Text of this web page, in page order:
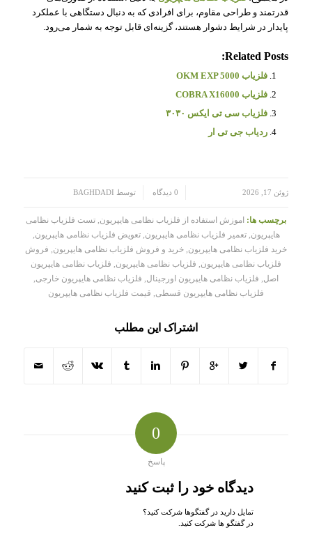
قدرتمند و طراحی مقاوم، برای افرادی که به دنبال دستگاهی با عملکرد
پایدار در شرایط دشوار هستند، گزینه‌ای قابل توجه به شمار می‌رود.
Related Posts:
فلزیاب OKM EXP 5000
فلزیاب COBRA X16000
فلزیاب سی تی ایکس ۳۰۳۰
ردیاب جی تی ار
ژوئن 17, 2026 0 دیدگاه توسط BAGHDADI
برچسب ها: اموزش استفاده از فلزیاب نظامی هایپریون, تست فلزیاب نظامی
هایپریون,تعمیر فلزیاب نظامی هایپریون,تعویض فلزیاب نظامی هایپریون,
خرید فلزیاب نظامی هایپریون, خرید و فروش فلزیاب نظامی هایپریون, فروش
فلزیاب نظامی هایپریون, فلزیاب نظامی هایپریون, فلزیاب نظامی هایپریون
اصل, فلزیاب نظامی هایپریون اورجینال, فلزیاب نظامی هایپریون خارجی,
فلزیاب نظامی هایپریون قسطی, قیمت فلزیاب نظامی هایپریون
اشتراک این مطلب
0
پاسخ
دیدگاه خود را ثبت کنید
تمایل دارید در گفتگوها شرکت کنید؟
در گفتگو ها شرکت کنید.